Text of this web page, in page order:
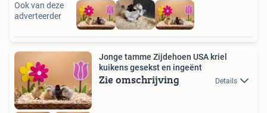
Ook van deze
adverteerder
Jonge tamme Zijdehoen USA kriel
kuikens gesekst en ingeënt
Zie omschrijving Details